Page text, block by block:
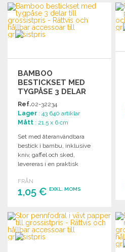
BESTÄLL
Begär offert
BAMBOO
BESTICKSET MED
TYGPÅSE 3 DELAR
TILL GROSSISTPRIS
Ref.02-32234
Lager : 43 640 artiklar
Mått : 21.5 x 6 cm
Set med återanvändbara
bestick i bambu, inklusive
kniv, gaffel och sked,
levereras i en praktisk
FRÅN
1,05 € EXKL. MOMS
BESTÄLL
Begär offert